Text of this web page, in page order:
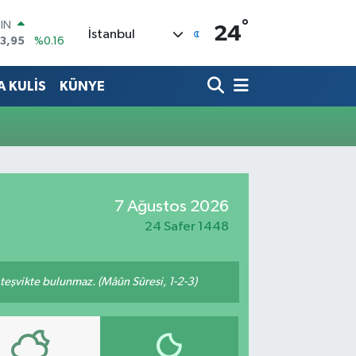
%0.16
İstanbul 24°
KULİS KÜNYE
7 Ağustos 2026
24 Safer 1448
bulunmaz. (Mâûn Sûresi, 1-2-3)